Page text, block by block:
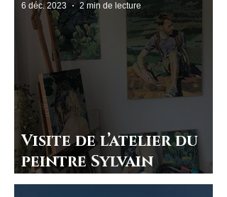
Visite de l’atelier du
peintre Sylvain
Dubrunfaut
6 déc. 2023 2 min de lecture